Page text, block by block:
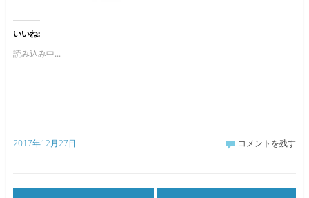
いいね:
読み込み中...
2017年12月27日 コメントを残す